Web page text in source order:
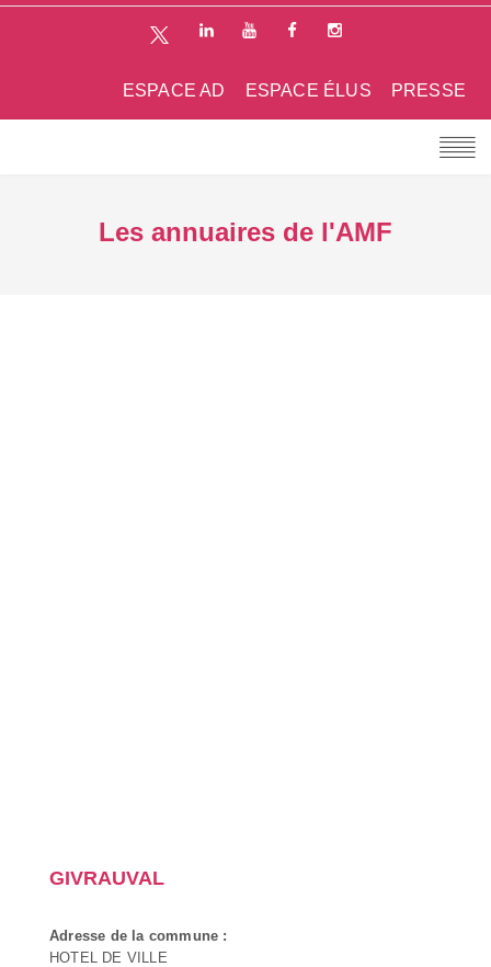
PRESSE
ESPACE ÉLUS
ESPACE AD
Les annuaires de l'AMF
GIVRAUVAL
Adresse de la commune :
HOTEL DE VILLE